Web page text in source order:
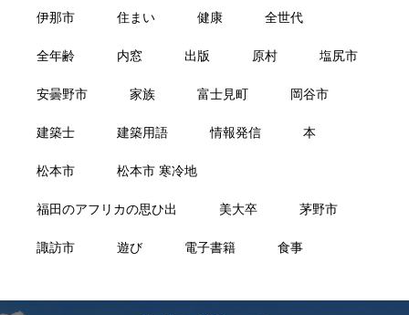
伊那市 住まい 健康 全世代
全年齢 内窓 出版 原村 塩尻市
安曇野市 家族 富士見町 岡谷市
建築士 建築用語 情報発信 本
松本市 松本市 寒冷地
福田のアフリカの思ひ出 美大卒 茅野市
諏訪市 遊び 電子書籍 食事